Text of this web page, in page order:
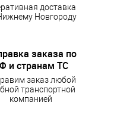
доставка
Новгороду
заказа по
и странам ТС
заказ любой
транспортной
компанией